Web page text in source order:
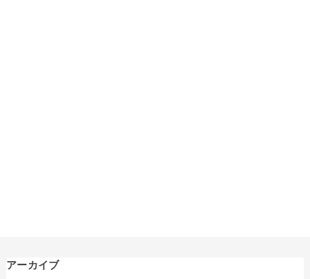
アーカイブ